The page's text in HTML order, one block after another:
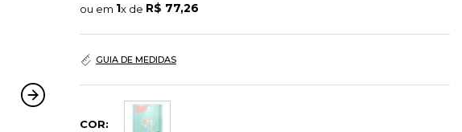
ou em 1x de R$ 77,26
GUIA DE MEDIDAS
COR